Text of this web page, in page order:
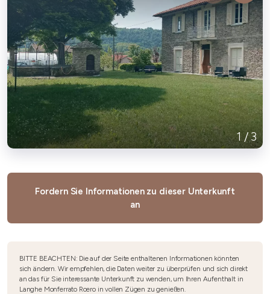
1/3
Fordern Sie Informationen zu dieser Unterkunft
an
BITTE BEACHTEN: Die auf der Seite enthaltenen Informationen könnten
sich ändern. Wir empfehlen, die Daten weiter zu überprüfen und sich direkt
an das für Sie interessante Unterkunft zu wenden, um Ihren Aufenthalt in
Langhe Monferrato Roero in vollen Zügen zu genießen.